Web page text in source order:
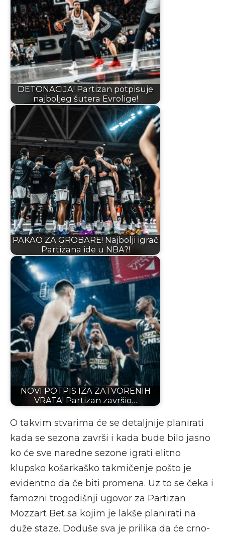
DETONACIJA! Partizan potpisuje
najboljeg šutera Evrolige!
PAKAO ZA GROBARE! Najbolji igrač
Partizana ide u NBA?!
NOVI POTPIS IZA ZATVORENIH
VRATA! Partizan završio…
O takvim stvarima će se detaljnije planirati
kada se sezona završi i kada bude bilo jasno
ko će sve naredne sezone igrati elitno
klupsko košarkaško takmičenje pošto je
evidentno da če biti promena. Uz to se čeka i
famozni trogodišnji ugovor za Partizan
Mozzart Bet sa kojim je lakše planirati na
duže staze. Doduše sva je prilika da će crno-